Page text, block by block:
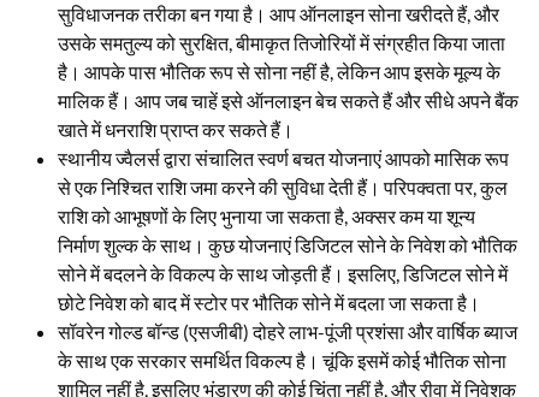
सुविधाजनक तरीका बन गया है। आप ऑनलाइन सोना खरीदते हैं, और
उसके समतुल्य को सुरक्षित, बीमाकृत तिजोरियों में संग्रहीत किया जाता
है। आपके पास भौतिक रूप से सोना नहीं है, लेकिन आप इसके मूल्य के
मालिक हैं। आप जब चाहें इसे ऑनलाइन बेच सकते हैं और सीधे अपने बैंक
खाते में धनराशि प्राप्त कर सकते हैं।
स्थानीय ज्वैलर्स द्वारा संचालित स्वर्ण बचत योजनाएं आपको मासिक रूप
से एक निश्चित राशि जमा करने की सुविधा देती हैं। परिपक्वता पर, कुल
राशि को आभूषणों के लिए भुनाया जा सकता है, अक्सर कम या शून्य
निर्माण शुल्क के साथ। कुछ योजनाएं डिजिटल सोने के निवेश को भौतिक
सोने में बदलने के विकल्प के साथ जोड़ती हैं। इसलिए, डिजिटल सोने में
छोटे निवेश को बाद में स्टोर पर भौतिक सोने में बदला जा सकता है।
सॉवरेन गोल्ड बॉन्ड (एसजीबी) दोहरे लाभ-पूंजी प्रशंसा और वार्षिक ब्याज
के साथ एक सरकार समर्थित विकल्प है। चूंकि इसमें कोई भौतिक सोना
शामिल नहीं है, इसलिए भंडारण की कोई चिंता नहीं है, और रीवा में निवेशक